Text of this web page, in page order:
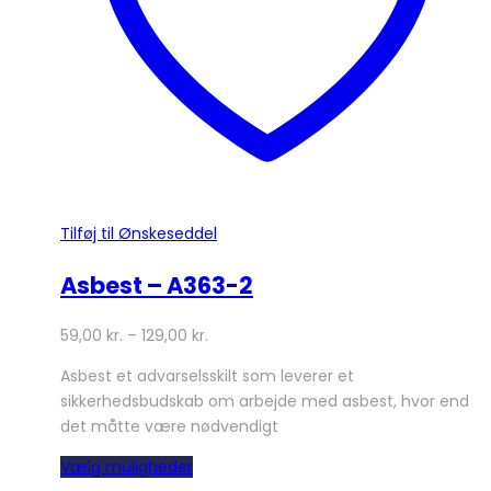
Tilføj til Ønskeseddel
Asbest – A363-2
59,00 kr. – 129,00 kr.
Asbest et advarselsskilt som leverer et
sikkerhedsbudskab om arbejde med asbest, hvor end
det måtte være nødvendigt
Vælg mulighederDette